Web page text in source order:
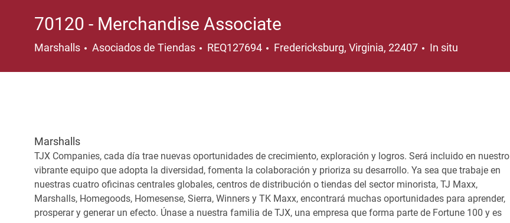
70120 - Merchandise Associate
Marshalls Categoría
Asociados de Tiendas REQ127694 Ubicación
Fredericksburg, Virginia, 22407 In situ
Marshalls
TJX Companies, cada día trae nuevas oportunidades de crecimiento, exploración y logros. Será incluido en nuestro
vibrante equipo que adopta la diversidad, fomenta la colaboración y prioriza su desarrollo. Ya sea que trabaje en
nuestras cuatro oficinas centrales globales, centros de distribución o tiendas del sector minorista, TJ Maxx,
Marshalls, Homegoods, Homesense, Sierra, Winners y TK Maxx, encontrará muchas oportunidades para aprender,
prosperar y generar un efecto. Únase a nuestra familia de TJX, una empresa que forma parte de Fortune 100 y es